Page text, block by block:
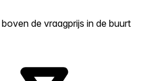
de vraagprijs in de buurt